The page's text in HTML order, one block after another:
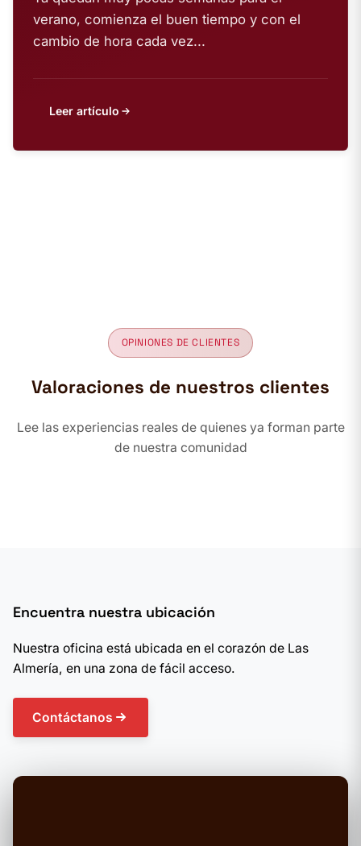
verano, comienza el buen tiempo y con el
cambio de hora cada vez...
Leer artículo
OPINIONES DE CLIENTES
Valoraciones de nuestros clientes
Lee las experiencias reales de quienes ya forman parte
de nuestra comunidad
Encuentra nuestra ubicación
Nuestra oficina está ubicada en el corazón de Las
Almería, en una zona de fácil acceso.
Contáctanos